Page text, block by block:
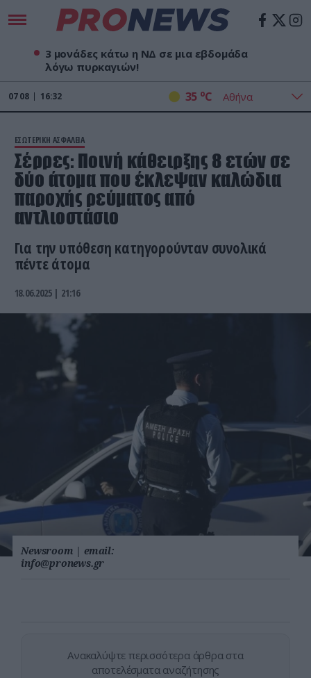
3 μονάδες κάτω η ΝΔ σε μια εβδομάδα
λόγω πυρκαγιών!
07 08 16:32 35 oC
ΕΣΩΤΕΡΙΚΗ ΑΣΦΑΛΕΙΑ
Σέρρες: Ποινή κάθειρξης 8 ετών σε
δύο άτομα που έκλεψαν καλώδια
παροχής ρεύματος από
αντλιοστάσιο
Για την υπόθεση κατηγορούνταν συνολικά
πέντε άτομα
18.06.2025 | 21:16
Newsroom | email:
info@pronews.gr
Ανακαλύψτε περισσότερα άρθρα στα
αποτελέσματα αναζήτησης